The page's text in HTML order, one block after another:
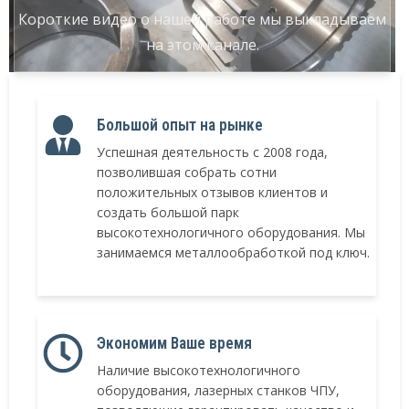
Короткие видео о нашей работе мы выкладываем
на этом канале.
Большой опыт на рынке
Успешная деятельность с 2008 года,
позволившая собрать сотни
положительных отзывов клиентов и
создать большой парк
высокотехнологичного оборудования. Мы
занимаемся металлообработкой под ключ.
Экономим Ваше время
Наличие высокотехнологичного
оборудования, лазерных станков ЧПУ,